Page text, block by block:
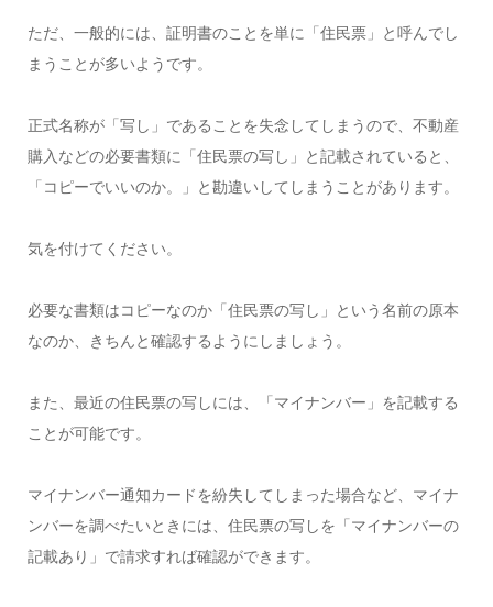
ただ、一般的には、証明書のことを単に「住民票」と呼んでし
まうことが多いようです。
正式名称が「写し」であることを失念してしまうので、不動産
購入などの必要書類に「住民票の写し」と記載されていると、
「コピーでいいのか。」と勘違いしてしまうことがあります。
気を付けてください。
必要な書類はコピーなのか「住民票の写し」という名前の原本
なのか、きちんと確認するようにしましょう。
また、最近の住民票の写しには、「マイナンバー」を記載する
ことが可能です。
マイナンバー通知カードを紛失してしまった場合など、マイナ
ンバーを調べたいときには、住民票の写しを「マイナンバーの
記載あり」で請求すれば確認ができます。